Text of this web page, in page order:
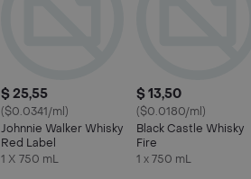
$ 25,55
($0.0341/ml)
Johnnie Walker Whisky
Red Label
1 X 750 mL
$ 13,50
($0.0180/ml)
Black Castle Whisky
Fire
1 x 750 mL